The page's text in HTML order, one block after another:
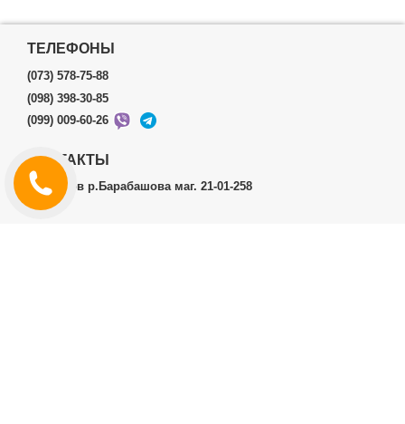
ТЕЛЕФОНЫ
(073) 578-75-88
(098) 398-30-85
(099) 009-60-26
КОНТАКТЫ
г.Харьков р.Барабашова маг. 21-01-258